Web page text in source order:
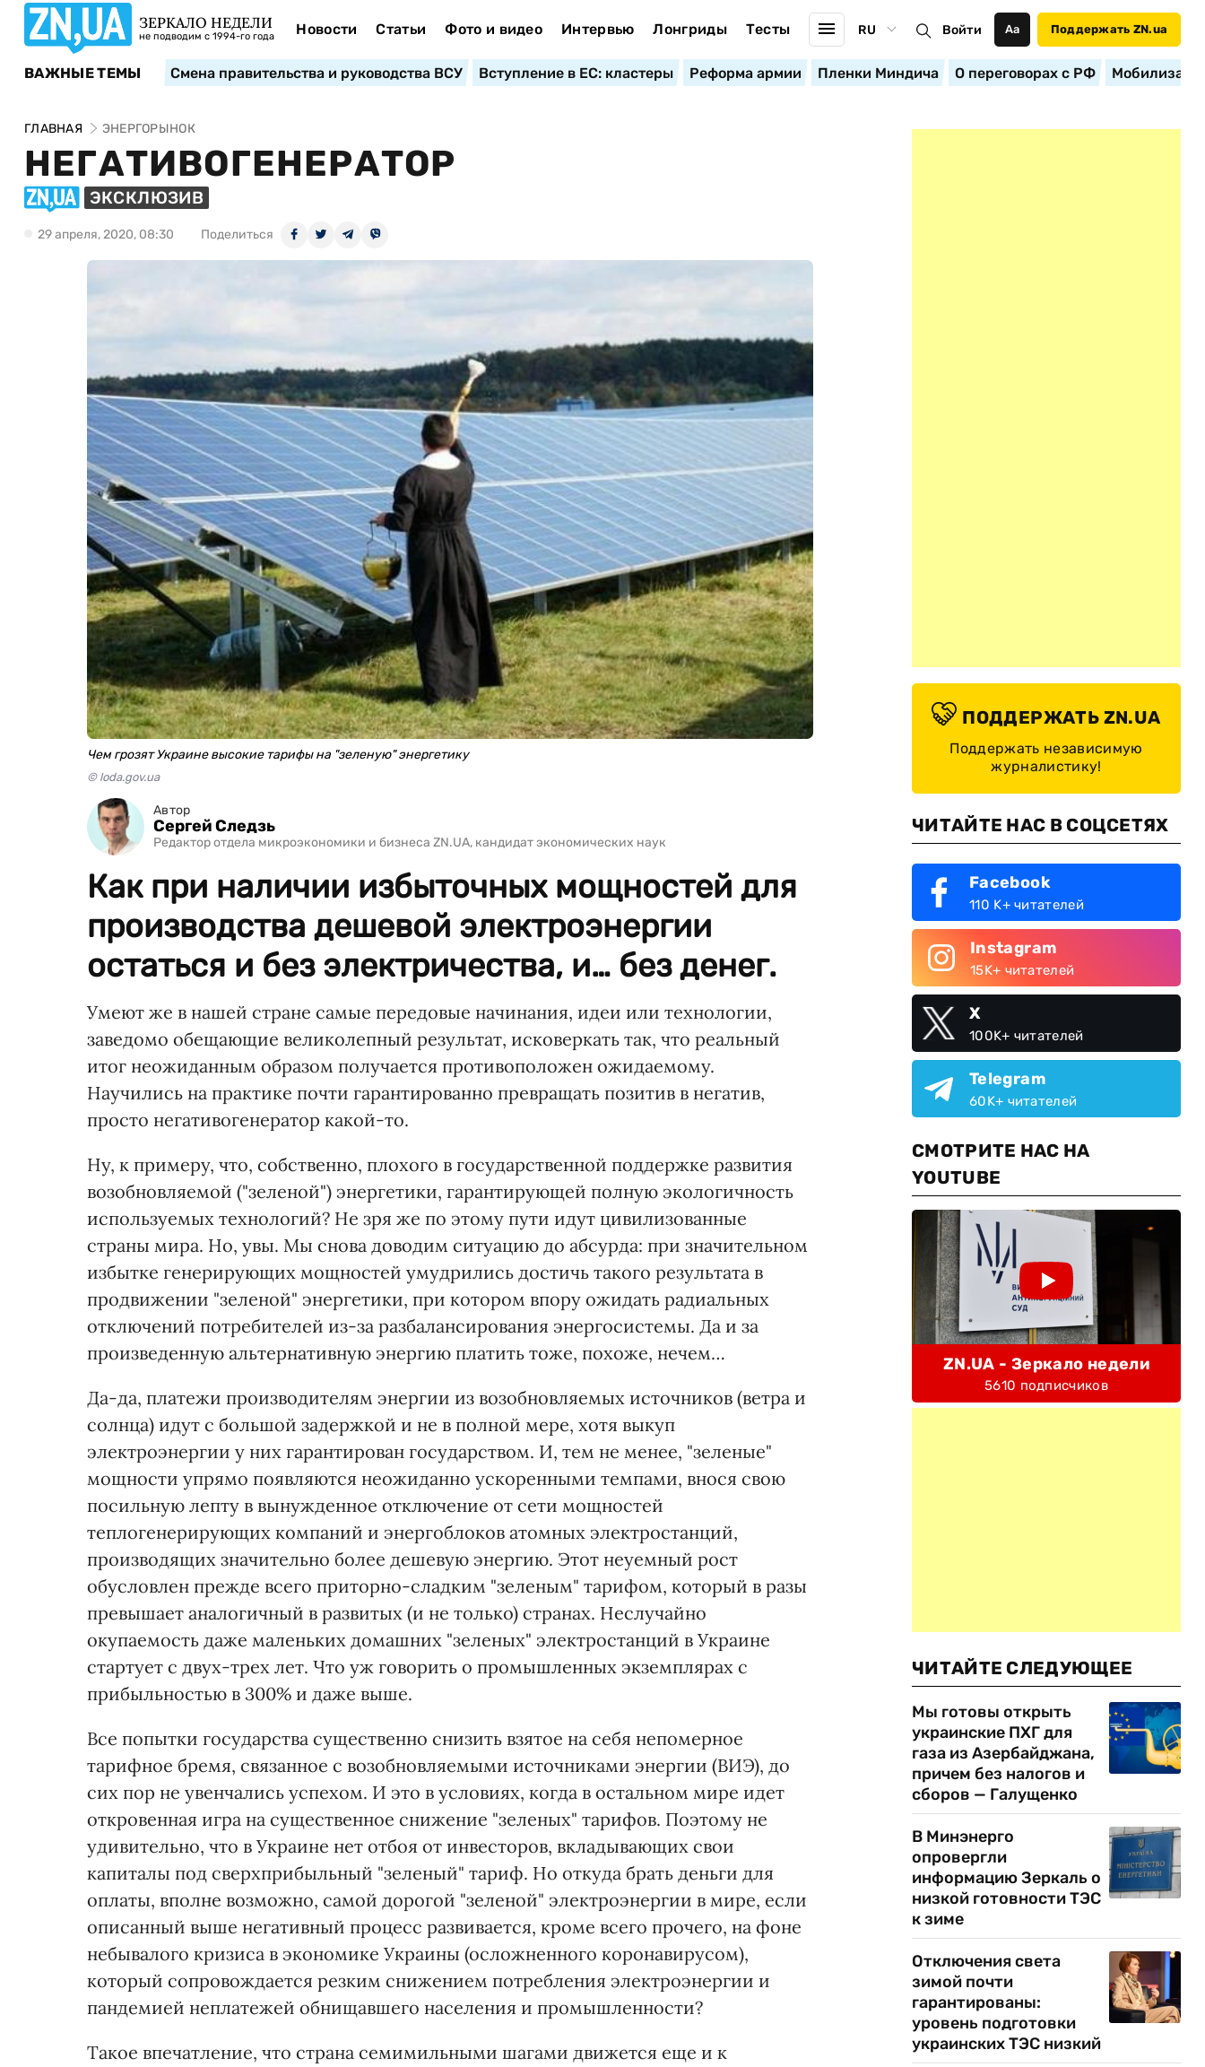
ЗЕРКАЛО НЕДЕЛИ
не подводим с 1994-го года Новости Статьи Фото и видео Интервью Лонгриды Тесты RU Войти Аа Поддержать ZN.ua
ВАЖНЫЕ ТЕМЫ Смена правительства и руководства ВСУ Вступление в ЕС: кластеры Реформа армии Пленки Миндича О переговорах с РФ
ГЛАВНАЯ ЭНЕРГОРЫНОК
НЕГАТИВОГЕНЕРАТОР
ЭКСКЛЮЗИВ
29 апреля, 2020, 08:30 Поделиться
Чем грозят Украине высокие тарифы на "зеленую" энергетику
© loda.gov.ua
Автор
Сергей Следзь
Редактор отдела микроэкономики и бизнеса ZN.UA, кандидат экономических наук
Как при наличии избыточных мощностей для
производства дешевой электроэнергии
остаться и без электричества, и… без денег.
Умеют же в нашей стране самые передовые начинания, идеи или технологии,
заведомо обещающие великолепный результат, исковеркать так, что реальный
итог неожиданным образом получается противоположен ожидаемому.
Научились на практике почти гарантированно превращать позитив в негатив,
просто негативогенератор какой-то.
Ну, к примеру, что, собственно, плохого в государственной поддержке развития
возобновляемой ("зеленой") энергетики, гарантирующей полную экологичность
используемых технологий? Не зря же по этому пути идут цивилизованные
страны мира. Но, увы. Мы снова доводим ситуацию до абсурда: при значительном
избытке генерирующих мощностей умудрились достичь такого результата в
продвижении "зеленой" энергетики, при котором впору ожидать радиальных
отключений потребителей из-за разбалансирования энергосистемы. Да и за
произведенную альтернативную энергию платить тоже, похоже, нечем…
Да-да, платежи производителям энергии из возобновляемых источников (ветра и
солнца) идут с большой задержкой и не в полной мере, хотя выкуп
электроэнергии у них гарантирован государством. И, тем не менее, "зеленые"
мощности упрямо появляются неожиданно ускоренными темпами, внося свою
посильную лепту в вынужденное отключение от сети мощностей
теплогенерирующих компаний и энергоблоков атомных электростанций,
производящих значительно более дешевую энергию. Этот неуемный рост
обусловлен прежде всего приторно-сладким "зеленым" тарифом, который в разы
превышает аналогичный в развитых (и не только) странах. Неслучайно
окупаемость даже маленьких домашних "зеленых" электростанций в Украине
стартует с двух-трех лет. Что уж говорить о промышленных экземплярах с
прибыльностью в 300% и даже выше.
Все попытки государства существенно снизить взятое на себя непомерное
тарифное бремя, связанное с возобновляемыми источниками энергии (ВИЭ), до
сих пор не увенчались успехом. И это в условиях, когда в остальном мире идет
откровенная игра на существенное снижение "зеленых" тарифов. Поэтому не
удивительно, что в Украине нет отбоя от инвесторов, вкладывающих свои
капиталы под сверхприбыльный "зеленый" тариф. Но откуда брать деньги для
оплаты, вполне возможно, самой дорогой "зеленой" электроэнергии в мире, если
описанный выше негативный процесс развивается, кроме всего прочего, на фоне
небывалого кризиса в экономике Украины (осложненного коронавирусом),
который сопровождается резким снижением потребления электроэнергии и
пандемией неплатежей обнищавшего населения и промышленности?
Такое впечатление, что страна семимильными шагами движется еще и к
ПОДДЕРЖАТЬ ZN.UA
Поддержать независимую
журналистику!
ЧИТАЙТЕ НАС В СОЦСЕТЯХ
Facebook
110 K+ читателей
Instagram
15K+ читателей
X
100K+ читателей
Telegram
60K+ читателей
СМОТРИТЕ НАС НА
YOUTUBE
ZN.UA - Зеркало недели
5610 подписчиков
ЧИТАЙТЕ СЛЕДУЮЩЕЕ
Мы готовы открыть
украинские ПХГ для
газа из Азербайджана,
причем без налогов и
сборов — Галущенко
В Минэнерго
опровергли
информацию Зеркаль о
низкой готовности ТЭС
к зиме
Отключения света
зимой почти
гарантированы:
уровень подготовки
украинских ТЭС низкий